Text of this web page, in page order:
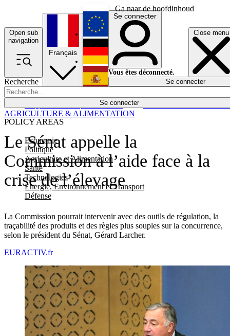
Ga naar de hoofdinhoud
Open sub
navigation
Close menu
Recherche
Se connecter
POLICY AREAS
Economie
Politique
Agriculture et Alimentation
Santé
Technologies
Energie, Environnement et Transport
Défense
Économie
Français
English
Deutsch
Español
Se connecter
Vous êtes déconnecté.
Se connecter
Le Sénat appelle la
Commission à l’aide face à la
crise de l’élevage
La Commission pourrait intervenir avec des outils de régulation, la
traçabilité des produits et des règles plus souples sur la concurrence,
selon le président du Sénat, Gérard Larcher.
AGRICULTURE & ALIMENTATION
EURACTIV.fr